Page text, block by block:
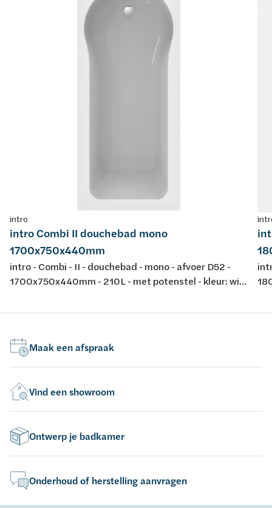
intro
intro Combi II douchebad mono
1700x750x440mm
intro - Combi - II - douchebad - mono - afvoer D52 -
1700x750x440mm - 210L - met potenstel - kleur: wit
14516: 2010
Maak een afspraak
Vind een showroom
Ontwerp je badkamer
Onderhoud of herstelling aanvragen